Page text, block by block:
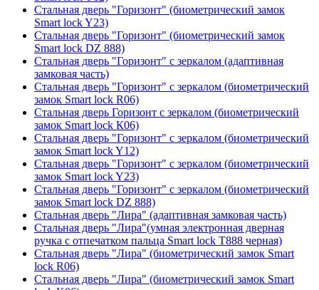
Стальная дверь "Горизонт" (биометрический замок
Smart lock Y23)
Стальная дверь "Горизонт" (биометрический замок
Smart lock DZ 888)
Стальная дверь "Горизонт" с зеркалом (адаптивная
замковая часть)
Стальная дверь "Горизонт" с зеркалом (биометрический
замок Smart lock R06)
Стальная дверь Горизонт с зеркалом (биометрический
замок Smart lock К06)
Стальная дверь "Горизонт" с зеркалом (биометрический
замок Smart lock Y12)
Стальная дверь "Горизонт" с зеркалом (биометрический
замок Smart lock Y23)
Стальная дверь "Горизонт" с зеркалом (биометрический
замок Smart lock DZ 888)
Стальная дверь "Лира" (адаптивная замковая часть)
Стальная дверь "Лира"(умная электронная дверная
ручка с отпечатком пальца Smart lock T888 черная)
Стальная дверь "Лира" (биометрический замок Smart
lock R06)
Стальная дверь "Лира" (биометрический замок Smart